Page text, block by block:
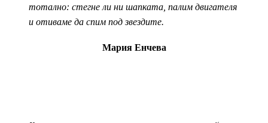
тотално: стегне ли ни шапката, палим двигателя
и отиваме да спим под звездите.
Мария Енчева